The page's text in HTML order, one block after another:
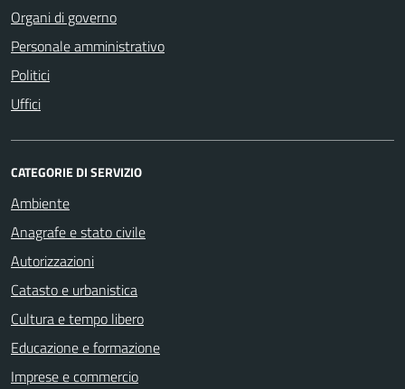
Organi di governo
Personale amministrativo
Politici
Uffici
CATEGORIE DI SERVIZIO
Ambiente
Anagrafe e stato civile
Autorizzazioni
Catasto e urbanistica
Cultura e tempo libero
Educazione e formazione
Imprese e commercio